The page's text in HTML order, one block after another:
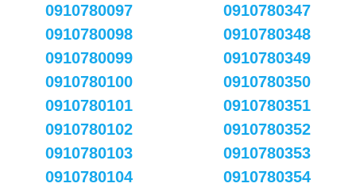
0910780097
0910780098
0910780099
0910780100
0910780101
0910780102
0910780103
0910780104
0910780347
0910780348
0910780349
0910780350
0910780351
0910780352
0910780353
0910780354